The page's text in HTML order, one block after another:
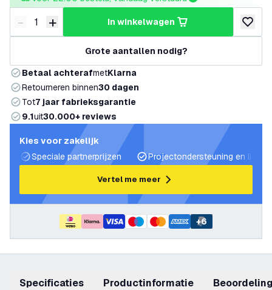
Verminder hoeveelheid
- Verhoog hoeveelheid
+ in winkelwagen
Grote aantallen nodig?
Betaal achterafmetKlarna
Retourneren binnen30 dagen
Tot7 jaar fabrieksgarantie
9.1uit30.000+ reviews
Kies voor zakelijk
Speciale partnerprijzen
Projectondersteuning en
Vertel me meer
+6
Specificaties productinformatie